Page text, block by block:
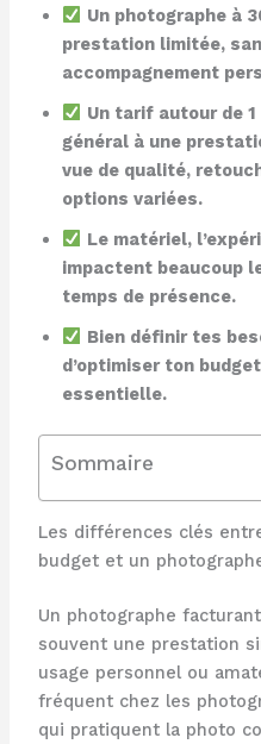
Un photographe à
prestation limitée,
accompagnement
Un tarif autour de
général à une
vue de qualité,
options variées.
Le matériel,
impactent beaucoup
temps de présence.
Bien définir tes
d’optimiser ton
essentielle.
Sommaire
Les différences clés
budget et un
Un photographe
souvent une prestation
usage personnel ou
fréquent chez les
qui pratiquent la photo